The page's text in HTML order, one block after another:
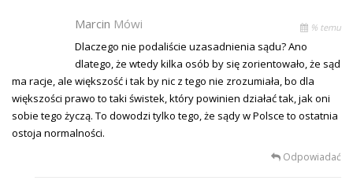
Marcin Mówi % temu
Dlaczego nie podaliście uzasadnienia sądu? Ano
dlatego, że wtedy kilka osób by się zorientowało, że sąd
ma racje, ale większość i tak by nic z tego nie zrozumiała, bo dla
większości prawo to taki świstek, który powinien działać tak, jak oni
sobie tego życzą. To dowodzi tylko tego, że sądy w Polsce to ostatnia
ostoja normalności.
Odpowiadać